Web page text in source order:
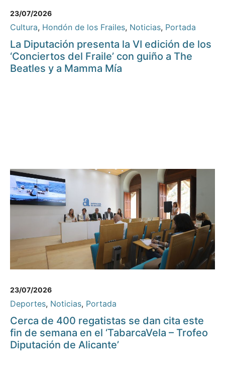
23/07/2026
Cultura, Hondón de los Frailes, Noticias, Portada
La Diputación presenta la VI edición de los
‘Conciertos del Fraile’ con guiño a The
Beatles y a Mamma Mía
23/07/2026
Deportes, Noticias, Portada
Cerca de 400 regatistas se dan cita este
fin de semana en el ‘TabarcaVela – Trofeo
Diputación de Alicante’